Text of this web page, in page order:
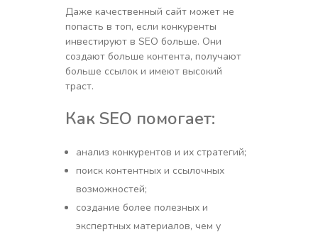
Даже качественный сайт может не
попасть в топ, если конкуренты
инвестируют в SEO больше. Они
создают больше контента, получают
больше ссылок и имеют высокий
траст.
Как SEO помогает:
анализ конкурентов и их стратегий;
поиск контентных и ссылочных
возможностей;
создание более полезных и
экспертных материалов, чем у